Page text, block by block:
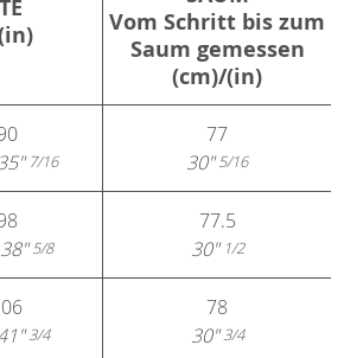
Vom Schritt bis zum
Saum gemessen
(cm)/(in)
7/16
77
30"5/16
5/8
77.5
30"1/2
3/4
78
30"3/4